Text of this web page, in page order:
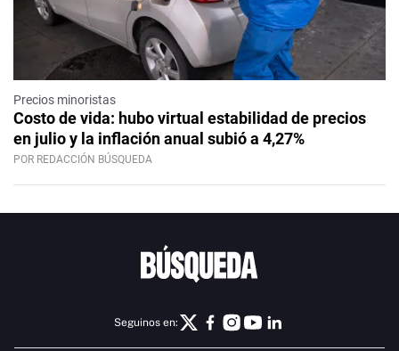
Precios minoristas
Costo de vida: hubo virtual estabilidad de precios
en julio y la inflación anual subió a 4,27%
POR REDACCIÓN BÚSQUEDA
Seguinos en: